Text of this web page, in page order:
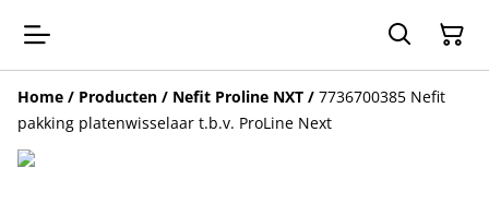
Home / Producten / Nefit Proline NXT / 7736700385 Nefit
pakking platenwisselaar t.b.v. ProLine Next